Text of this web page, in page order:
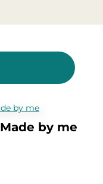
Made by me